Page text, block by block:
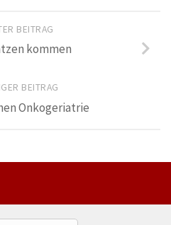
BEITRAG
kommen
BEITRAG
Onkogeriatrie